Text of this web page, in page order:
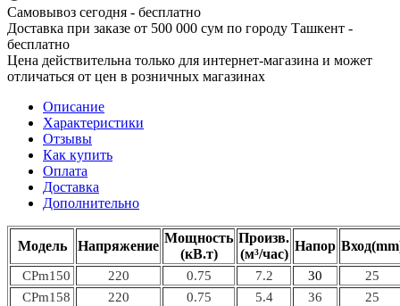
Самовывоз сегодня - бесплатно
Доставка при заказе от 500 000 сум по городу Ташкент -
бесплатно
Цена действительна только для интернет-магазина и может
отличаться от цен в розничных магазинах
Описание
Характеристики
Отзывы
Как купить
Оплата
Доставка
Дополнительно
Модель Напряжение
Мощность
(кВ.т)
Произв.
(м³/час)
Напор
CPm150 220 0.75 7.2 30
25
CPm158
220 0.75 5.4 36 25